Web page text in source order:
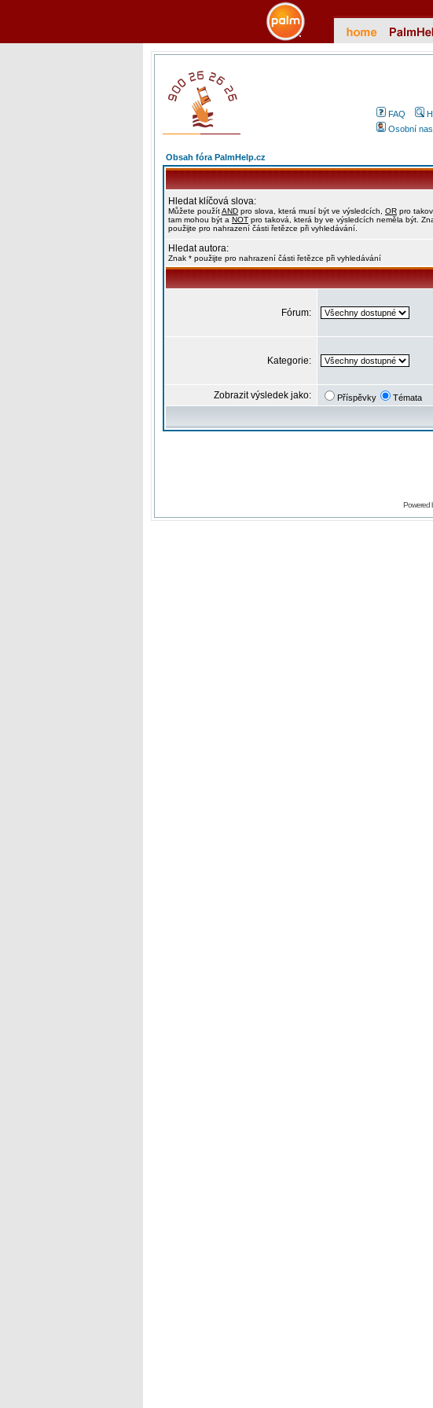
FAQ
Osobní
Obsah fóra PalmHelp.cz
Hledat klíčová slova:
Můžete použítAND pro slova, která musí být ve výsledcích, OR pro
tam mohou být a NOT pro taková, která by ve výsledcích neměla být.
použijte pro nahrazení části řetězce při vyhledávání.
Hledat autora:
Znak * použijte pro nahrazení části řetězce při vyhledávání
Fórum:
Kategorie:
Zobrazit výsledek jako: Příspěvky Témata
Powered